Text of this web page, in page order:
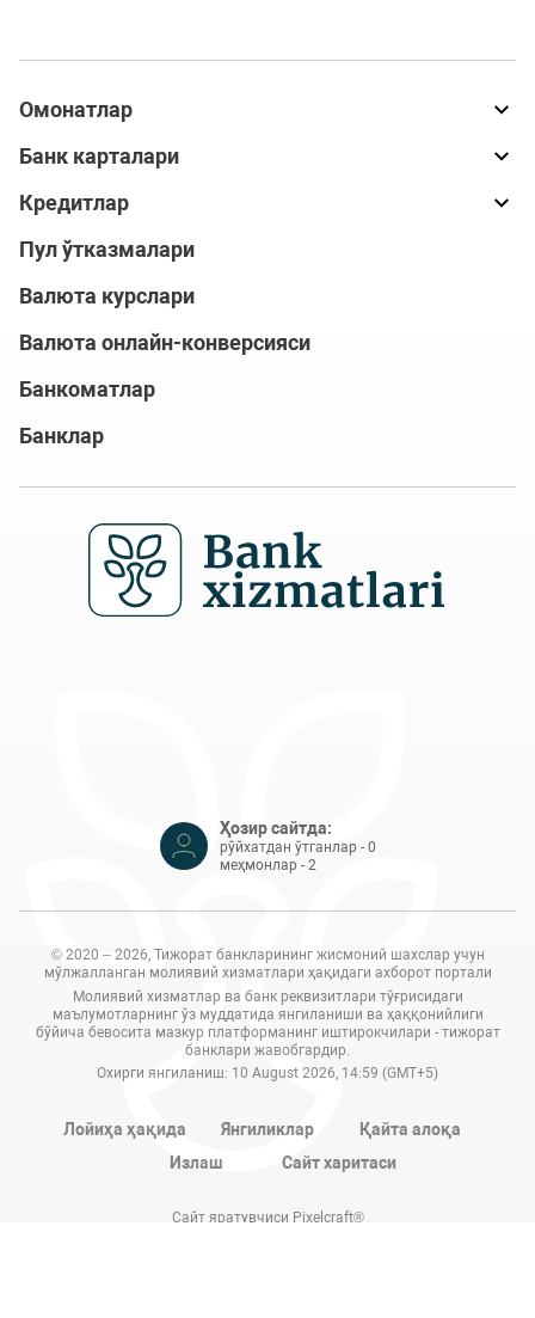
Омонатлар
Банк карталари
Кредитлар
Пул ўтказмалари
Валюта курслари
Валюта онлайн-конверсияси
Банкоматлар
Банклар
Ҳозир сайтда:
рўйхатдан ўтганлар - 0
меҳмонлар - 2
© 2020 – 2026, Тижорат банкларининг жисмоний шахслар учун
мўлжалланган молиявий хизматлари ҳақидаги ахборот портали
Молиявий хизматлар ва банк реквизитлари тўғрисидаги
маълумотларнинг ўз муддатида янгиланиши ва ҳаққонийлиги
бўйича бевосита мазкур платформанинг иштирокчилари - тижорат
банклари жавобгардир.
Охирги янгиланиш: 10 August 2026, 14:59 (GMT+5)
Лойиҳа ҳақида Янгиликлар
Қайта алоқа
Излаш
Сайт харитаси
Сайт яратувчиси Pixelcraft®